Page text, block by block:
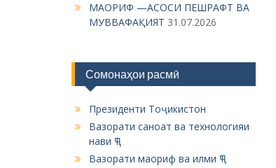
МАОРИФ —АСОСИ ПЕШРАФТ ВА
МУВВАФАҚИЯТ 31.07.2026
Сомонаҳои расмӣ
Президенти Тоҷикистон
Вазорати саноат ва технологияи
нави ҶТ
Вазорати маориф ва илми ҶТ